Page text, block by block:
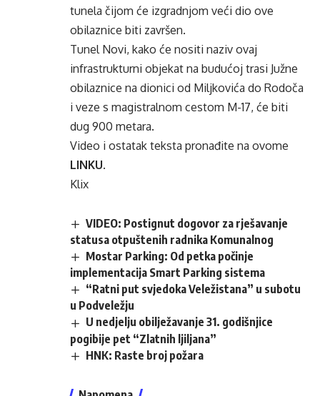
tunela čijom će izgradnjom veći dio ove
obilaznice biti završen.
Tunel Novi, kako će nositi naziv ovaj
infrastrukturni objekat na budućoj trasi Južne
obilaznice na dionici od Miljkovića do Rodoča
i veze s magistralnom cestom M-17, će biti
dug 900 metara.
Video i ostatak teksta pronađite na ovome
LINKU.
Klix
VIDEO: Postignut dogovor za rješavanje
statusa otpuštenih radnika Komunalnog
Mostar Parking: Od petka počinje
implementacija Smart Parking sistema
“Ratni put svjedoka Veležistana” u subotu
u Podveležju
U nedjelju obilježavanje 31. godišnjice
pogibije pet “Zlatnih ljiljana”
HNK: Raste broj požara